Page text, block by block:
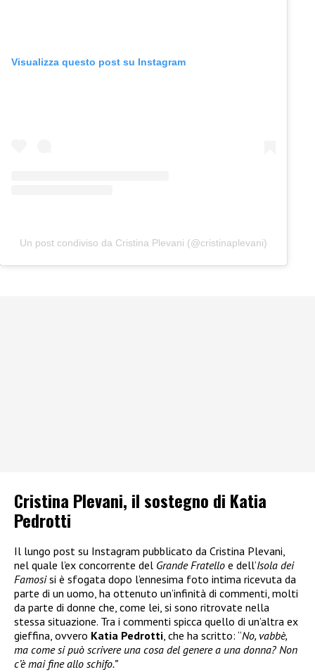
Visualizza questo post su Instagram
Un post condiviso da Cristina Plevani (@cristinaplevani)
Cristina Plevani, il sostegno di Katia
Pedrotti
Il lungo post su Instagram pubblicato da Cristina Plevani,
nel quale l’ex concorrente del Grande Fratello e dell’Isola dei
Famosisi è sfogata dopo l’ennesima foto intima ricevuta da
parte di un uomo, ha ottenuto un’infinità di commenti, molti
da parte di donne che, come lei, si sono ritrovate nella
stessa situazione. Tra i commenti spicca quello di un’altra ex
gieffina, ovvero Katia Pedrotti, che ha scritto: “No, vabbè,
ma come si può scrivere una cosa del genere a una donna? Non
c’è mai fine allo schifo.”